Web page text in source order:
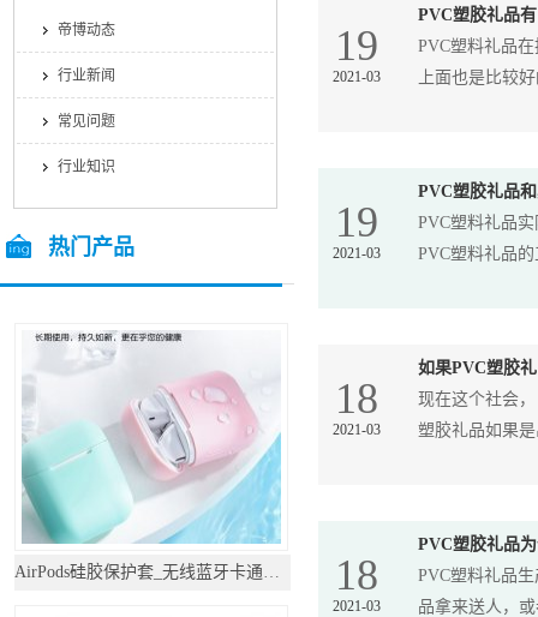
19
2021-03
PVC塑胶礼品
PVC塑料礼品
上面也是比较
19
2021-03
PVC塑胶礼品
PVC塑料礼品
PVC塑料礼品
18
2021-03
如果PVC塑胶
现在这个社会
塑胶礼品如果
18
2021-03
PVC塑胶礼品
PVC塑料礼品
品拿来送人，
帝博动态
行业新闻
常见问题
行业知识
热门产品
AirPods硅胶保护套_无线蓝牙卡通耳机套